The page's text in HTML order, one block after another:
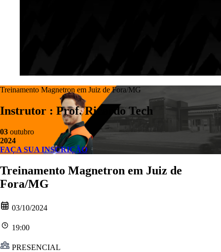
Treinamento Magnetron em Juiz de Fora/MG
Instrutor : Prof. Ricardo Tech
03 outubro
2024
FAÇA SUA INSCRIÇÃO
Treinamento Magnetron em Juiz de
Fora/MG
03/10/2024
19:00
PRESENCIAL